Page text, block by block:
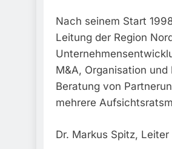
Nach seinem Start
Leitung der Region
M&A, Organisation
Beratung von
mehrere
Dr. Markus Spitz, Leiter